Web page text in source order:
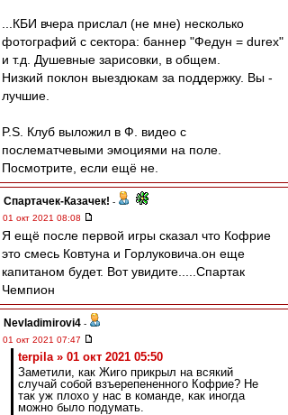
...КБИ вчера прислал (не мне) несколько
фотографий с сектора: баннер "Федун = durex"
и т.д. Душевные зарисовки, в общем.
Низкий поклон выездюкам за поддержку. Вы -
лучшие.
P.S. Клуб выложил в Ф. видео с
послематчевыми эмоциями на поле.
Посмотрите, если ещё не.
Спартачек-Казачек! -
01 окт 2021 08:08
Я ещё после первой игры сказал что Кофрие
это смесь Ковтуна и Горлуковича.он еще
капитаном будет. Вот увидите.....Спартак
Чемпион
Nevladimirovi4 -
01 окт 2021 07:47
terpila » 01 окт 2021 05:50
Заметили, как Жиго прикрыл на всякий
случай собой взъерепененного Кофрие? Не
так уж плохо у нас в команде, как иногда
можно было подумать.